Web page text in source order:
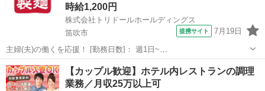
時給1,200円
株式会社トリドールホールディングス
笛吹市
提携サイト 7月19日
主婦(夫)の働くを応援！ [勤務日数]： 週1日~
10:00~15:00/10:00~16:00/09:00~14:00/11:00~17:00/11:00~16:00 [勤務
地・最寄駅]： 山梨県笛吹市石和町四日市...
山梨 笛吹市 その他
【カップル歓迎】ホテル内レストランの調理
業務／月収25万以上可